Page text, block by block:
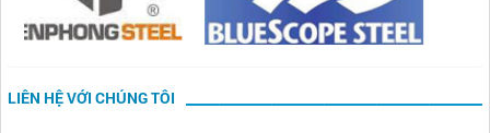
LIÊN HỆ VỚI CHÚNG TÔI